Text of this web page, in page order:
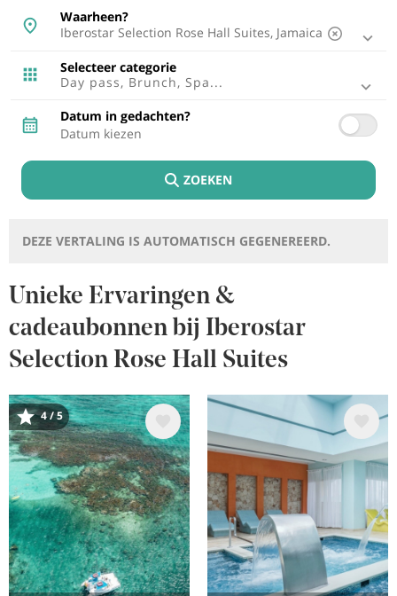
Mallorca, Spanje
Malaga, Spanje
Tenerife, Spanje
Cádiz, Spanje
Punta Cana, Dominicaanse Republiek
Riviera Maya, Mexico
Fuerteventura, Spanje
Montego Bay, Jamaica
Lagos, Portugal
Bayahibe, Dominicaanse Republiek
Brabo Punt, Aruba
Trelawny, Jamaica
Waarheen?
Selecteer categorie
Day pass, Brunch, Spa...
Datum in gedachten?
ZOEKEN
DEZE VERTALING IS AUTOMATISCH GEGENEREERD.
Unieke Ervaringen &
cadeaubonnen bij Iberostar
Selection Rose Hall Suites
Afbeelding
4 / 5 Afbeelding